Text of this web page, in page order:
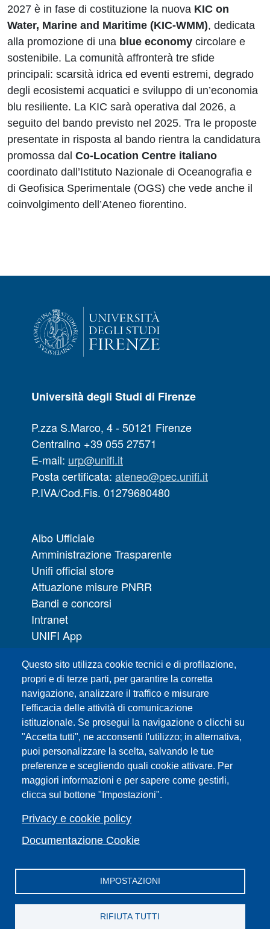
2027 è in fase di costituzione la nuova KIC on
Water, Marine and Maritime (KIC-WMM), dedicata
alla promozione di una blue economy circolare e
sostenibile. La comunità affronterà tre sfide
principali: scarsità idrica ed eventi estremi, degrado
degli ecosistemi acquatici e sviluppo di un’economia
blu resiliente. La KIC sarà operativa dal 2026, a
seguito del bando previsto nel 2025. Tra le proposte
presentate in risposta al bando rientra la candidatura
promossa dal Co-Location Centre italiano
coordinato dall’Istituto Nazionale di Oceanografia e
di Geofisica Sperimentale (OGS) che vede anche il
coinvolgimento dell’Ateneo fiorentino.
Questo sito utilizza cookie tecnici e di profilazione,
propri e di terze parti, per garantire la corretta
navigazione, analizzare il traffico e misurare
l'efficacia delle attività di comunicazione
istituzionale. Se prosegui la navigazione o clicchi su
"Accetta tutti", ne acconsenti l'utilizzo; in alternativa,
puoi personalizzare la scelta, salvando le tue
preferenze e scegliendo quali cookie attivare. Per
maggiori informazioni e per sapere come gestirli,
clicca sul bottone "Impostazioni".
Privacy e cookie policy
Documentazione Cookie
IMPOSTAZIONI
RIFIUTA TUTTI
Università degli Studi di Firenze
P.zza S.Marco, 4 - 50121 Firenze
Centralino +39 055 27571
E-mail: urp@unifi.it
Posta certificata: ateneo@pec.unifi.it
P.IVA/Cod.Fis. 01279680480
Albo Ufficiale
Amministrazione Trasparente
Unifi official store
Attuazione misure PNRR
Bandi e concorsi
Intranet
UNIFI App
URP | Ufficio Relazioni con il Pubblico
Sedi
Mappa del sito
Webmaster e redazione web
Elenco dei siti tematici
Accessibilità
Feed RSS
Note legali del sito
Privacy policy
Cambia idea sui cookie
Facebook
X YouTubeSpotifyInstagramLinkedInTelegram
Flickr